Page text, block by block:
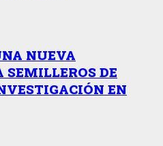
NUEVA
SEMILLEROS DE
EN